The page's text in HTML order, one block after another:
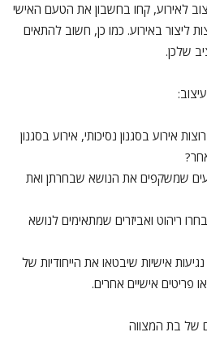
לאירוע, קחו בחשבון את הטעם האישי
ליצור באירוע. כמו כן, חשוב להתאים
שלכן.
אירוע בסגנון נסיכותי, אירוע בסגנון
שמשקפים את הנושא שבחרתן ואת
ריהוט ואביזרים שמתאימים לנושא
נגיעות אישיות שיבטאו את הייחודיות של
פריטים אישיים אחרים.
של בת המצווה